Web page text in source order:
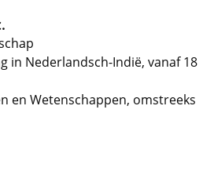
in Nederlandsch-Indië, vanaf 18
en Wetenschappen, omstreeks